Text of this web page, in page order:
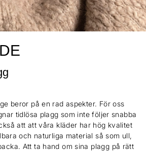
beror på en rad aspekter. För oss
tidlösa plagg som inte följer snabba
att att våra kläder har hög kvalitet
och naturliga material så som ull,
Att ta hand om sina plagg på rätt